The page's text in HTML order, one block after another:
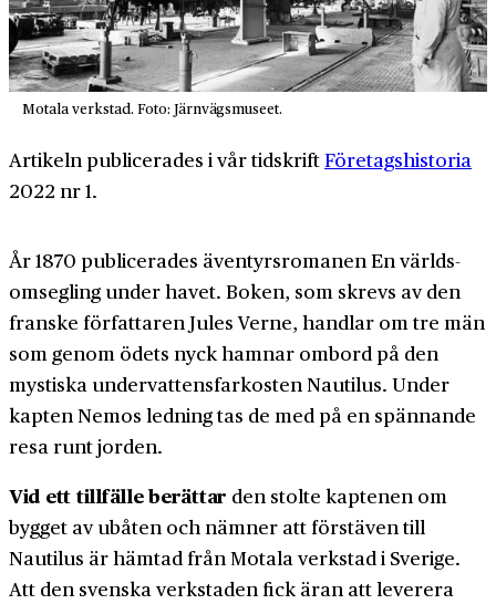
Motala verkstad. Foto: Järnvägsmuseet.
Artikeln publicerades i vår tidskriftFöretagshistoria
2022 nr 1.
År 1870 publicerades äventyrs­romanen En världs­
omsegling under havet. Boken, som skrevs av den
franske författaren Jules Verne, handlar om tre män
som genom ödets nyck hamnar ombord på den
mystiska under­vattens­farkosten Nautilus. Under
kapten Nemos ledning tas de med på en spännande
resa runt jorden.
Vid ett tillfälle berättar den stolte kaptenen om
bygget av ubåten och nämner att förstäven till
Nautilus är hämtad från Motala verkstad i Sverige.
Att den svenska verkstaden fick äran att leverera